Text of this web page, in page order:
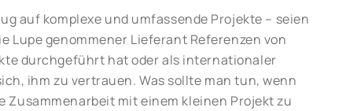
auf komplexe und umfassende Projekte – seien
Lupe genommener Lieferant Referenzen von
durchgeführt hat oder als internationaler
ihm zu vertrauen. Was sollte man tun, wenn
Zusammenarbeit mit einem kleinen Projekt zu